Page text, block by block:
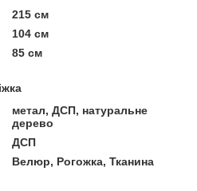
215 см
104 см
85 см
метал, ДСП, натуральне
дерево
ДСП
Велюр, Рогожка, Тканина